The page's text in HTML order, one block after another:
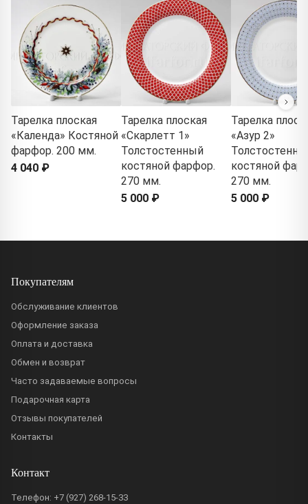
Тарелка плоская
«Календа» Костяной
фарфор. 200 мм.
4 040 ₽
Тарелка плоская
«Скарлетт 1»
Толстостенный
костяной фарфор.
270 мм.
5 000 ₽
Тарелка
«Азур 2»
костяной
270 мм.
5 000 ₽
Покупателям
Обслуживание клиентов
Оформление заказа
Оплата и доставка
Обмен и возврат
Часто задаваемые вопросы
Подарочная карта
Отзывы покупателей
Контакты
Контакт
Телефон: +7 (927) 268-15-33